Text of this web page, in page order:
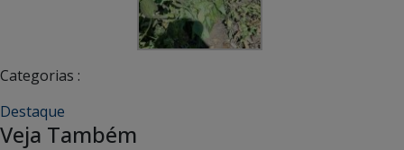
Categorias :
Destaque
Veja Também